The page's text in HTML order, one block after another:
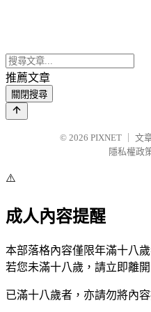
推薦文章
關閉搜尋
© 2026 PIXNET
文
隱私權政
⚠️
成人內容提醒
本部落格內容僅限年滿十八歲
若您未滿十八歲，請立即離開
已滿十八歲者，亦請勿將內